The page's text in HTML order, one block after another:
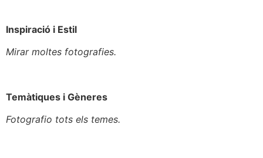
Inspiració i Estil
Mirar moltes fotografies.
Temàtiques i Gèneres
Fotografio tots els temes.